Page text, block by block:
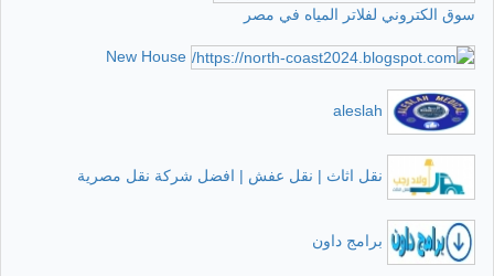
سوق الكتروني لفلاتر المياه في مصر
New House
aleslah
نقل اثاث | نقل عفش | افضل شركة نقل مصرية
برامج داون